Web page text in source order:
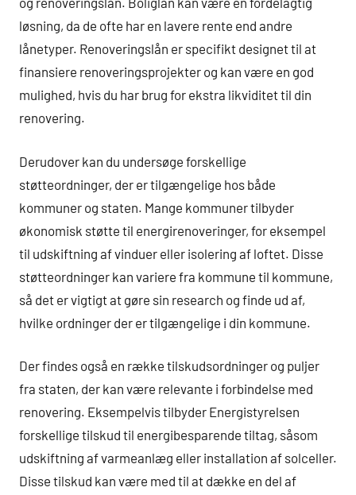
løsning, da de ofte har en lavere rente end andre
lånetyper. Renoveringslån er specifikt designet til at
finansiere renoveringsprojekter og kan være en god
mulighed, hvis du har brug for ekstra likviditet til din
renovering.
Derudover kan du undersøge forskellige
støtteordninger, der er tilgængelige hos både
kommuner og staten. Mange kommuner tilbyder
økonomisk støtte til energirenoveringer, for eksempel
til udskiftning af vinduer eller isolering af loftet. Disse
støtteordninger kan variere fra kommune til kommune,
så det er vigtigt at gøre sin research og finde ud af,
hvilke ordninger der er tilgængelige i din kommune.
Der findes også en række tilskudsordninger og puljer
fra staten, der kan være relevante i forbindelse med
renovering. Eksempelvis tilbyder Energistyrelsen
forskellige tilskud til energibesparende tiltag, såsom
udskiftning af varmeanlæg eller installation af solceller.
Disse tilskud kan være med til at dække en del af